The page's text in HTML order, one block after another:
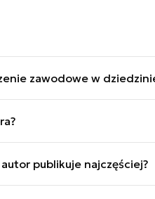
zawodowe w
„Wojsko i Technika”
publikuje najczęściej?